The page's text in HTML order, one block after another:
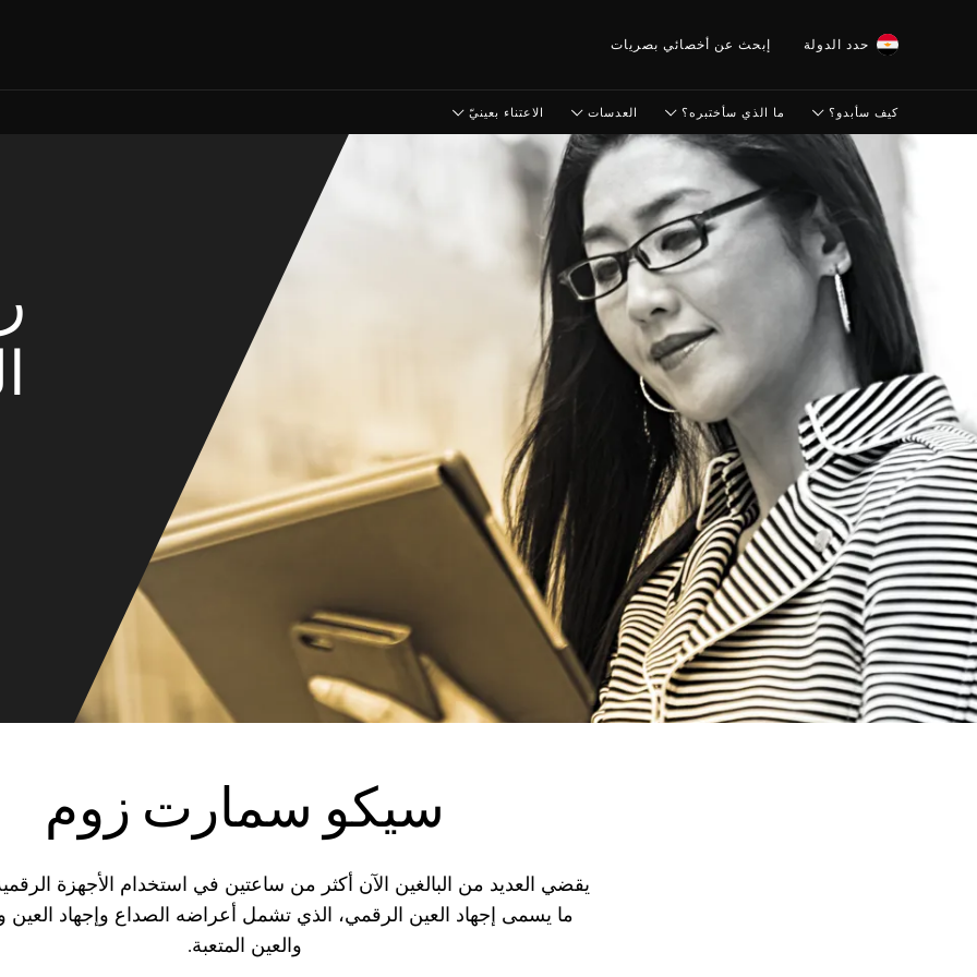
إبحث عن أخصائي بصريات حدد الدولة
الاعتناء بعينيّ العدسات ما الذي سأختبره؟ كيف سأبدو؟
سيكو سمارت زوم
يقضي العديد من البالغين الآن أكثر من ساعتين في استخدام الأجهزة
ما يسمى إجهاد العين الرقمي، الذي تشمل أعراضه الصداع وإجهاد العين
والعين المتعبة.